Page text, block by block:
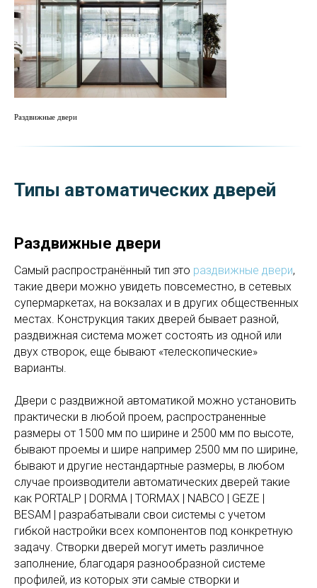
Раздвижные двери
Типы автоматических дверей
Раздвижные двери
Самый распространённый тип это раздвижные двери,
такие двери можно увидеть повсеместно, в сетевых
супермаркетах, на вокзалах и в других общественных
местах. Конструкция таких дверей бывает разной,
раздвижная система может состоять из одной или
двух створок, еще бывают «телескопические»
варианты.
Двери с раздвижной автоматикой можно установить
практически в любой проем, распространенные
размеры от 1500 мм по ширине и 2500 мм по высоте,
бывают проемы и шире например 2500 мм по ширине,
бывают и другие нестандартные размеры, в любом
случае производители автоматических дверей такие
как PORTALP | DORMA | TORMAX | NABCO | GEZE |
BESAM | разрабатывали свои системы с учетом
гибкой настройки всех компонентов под конкретную
задачу. Створки дверей могут иметь различное
заполнение, благодаря разнообразной системе
профилей, из которых эти самые створки и